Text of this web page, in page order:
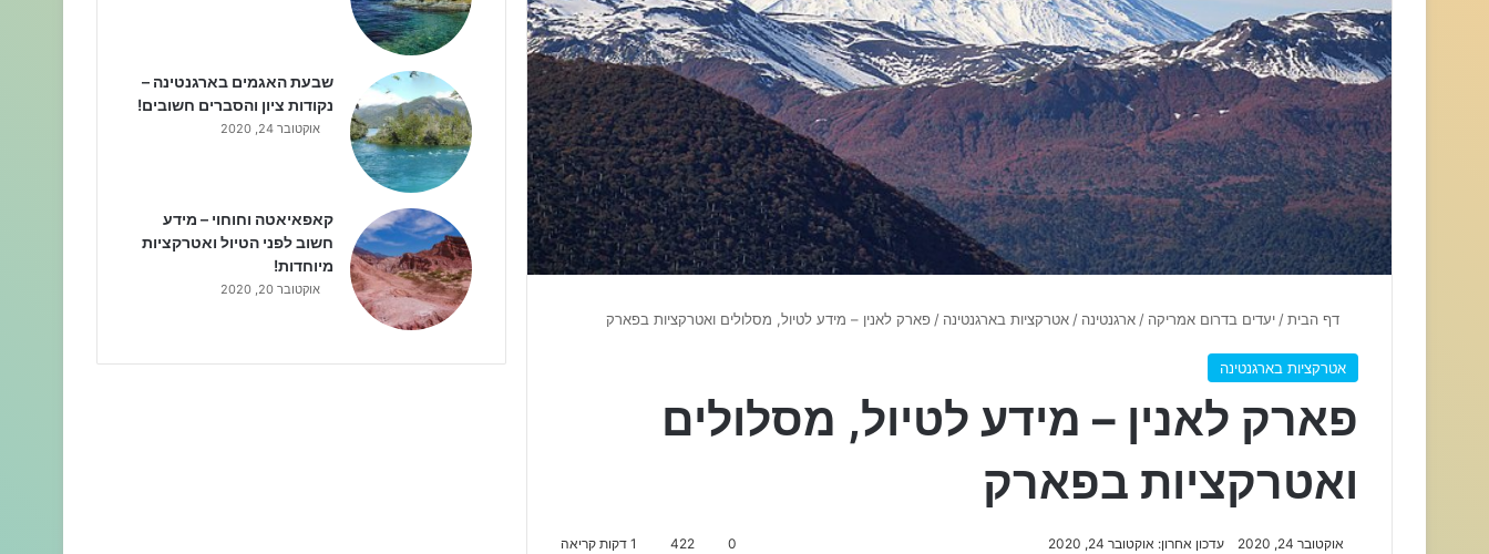
דף הבית/יעדים בדרום אמריקה /ארגנטינה /אטרקציות בארגנטינה /פארק לאנין – מידע לטיול, מסלולים ואטרקציות בפארק
אטרקציות בארגנטינה
פארק לאנין – מידע לטיול, מסלולים
ואטרקציות בפארק
אוקטובר 24, 2020 עדכון אחרון: אוקטובר 24, 2020 0
422
שבעת האגמים בארגנטינה –
נקודות ציון והסברים חשובים!
אוקטובר 24, 2020
קאפאיאטה וחוחוי – מידע
חשוב לפני הטיול ואטרקציות
מיוחדות!
אוקטובר 20, 2020